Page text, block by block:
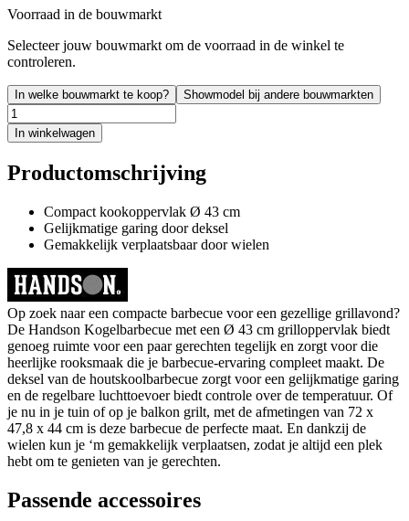
Voorraad in de bouwmarkt
Selecteer jouw bouwmarkt om de voorraad in de winkel te
controleren.
In welke bouwmarkt te koop? Showmodel bij andere bouwmarkten
In winkelwagen
Productomschrijving
Compact kookoppervlak Ø 43 cm
Gelijkmatige garing door deksel
Gemakkelijk verplaatsbaar door wielen
Op zoek naar een compacte barbecue voor een gezellige grillavond?
De Handson Kogelbarbecue met een Ø 43 cm grilloppervlak biedt
genoeg ruimte voor een paar gerechten tegelijk en zorgt voor die
heerlijke rooksmaak die je barbecue-ervaring compleet maakt. De
deksel van de houtskoolbarbecue zorgt voor een gelijkmatige garing
en de regelbare luchttoevoer biedt controle over de temperatuur. Of
je nu in je tuin of op je balkon grilt, met de afmetingen van 72 x
47,8 x 44 cm is deze barbecue de perfecte maat. En dankzij de
wielen kun je ‘m gemakkelijk verplaatsen, zodat je altijd een plek
hebt om te genieten van je gerechten.
Passende accessoires